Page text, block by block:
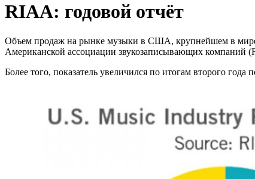
RIAA: годовой отчёт
Объем продаж на рынке музыки в США, крупнейшем в
Американской ассоциации звукозаписывающих компаний
Более того, показатель увеличился по итогам второго